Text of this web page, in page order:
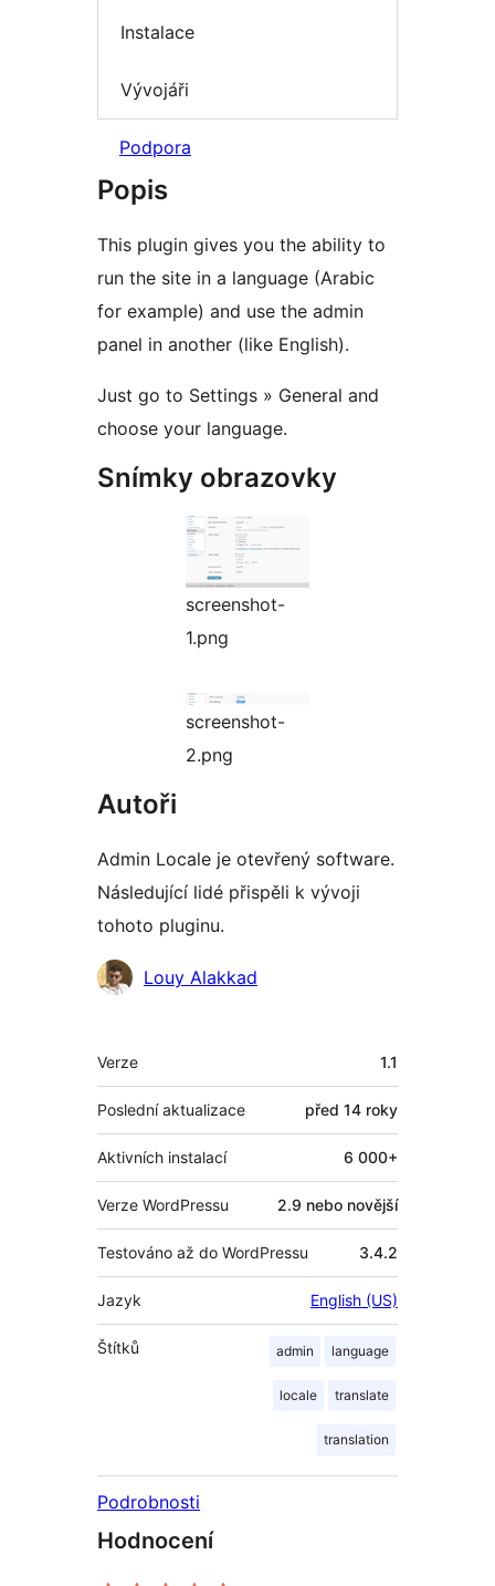
Instalace
Vývojáři
Podpora
Popis
This plugin gives you the ability to
run the site in a language (Arabic
for example) and use the admin
panel in another (like English).
Just go to Settings » General and
choose your language.
Snímky obrazovky
screenshot-
1.png
screenshot-
2.png
Autoři
Admin Locale je otevřený software.
Následující lidé přispěli k vývoji
tohoto pluginu.
Spolupracovníci
Louy Alakkad
Meta
Verze 1.1
Poslední aktualizace před 14 roky
Aktivních instalací 6 000+
Verze WordPressu 2.9 nebo novější
Testováno až do WordPressu 3.4.2
Jazyk English (US)
Štítků admin language
locale translate
translation
Podrobnosti
Hodnocení